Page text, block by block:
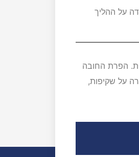
על ההליך
הפרת החובה
על שקיפות,